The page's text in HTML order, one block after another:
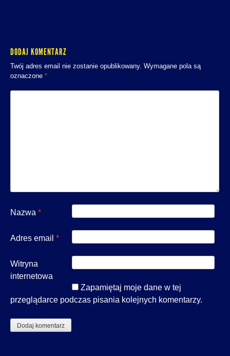
DODAJ KOMENTARZ
Twój adres email nie zostanie opublikowany. Wymagane pola są
oznaczone *
Nazwa *
Adres email *
Witryna
internetowa
Zapamiętaj moje dane w tej
przeglądarce podczas pisania kolejnych komentarzy.